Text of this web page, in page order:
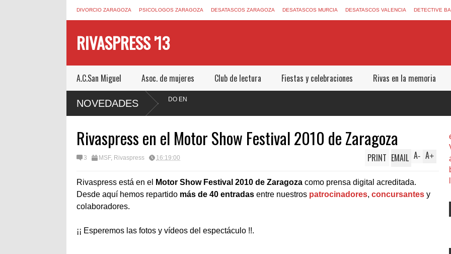
DIVORCIO ZARAGOZA PSICOLOGOS ZARAGOZA DESATASCOS ZARAGOZA DESATASCOS MURCIA DESATASCOS VALENCIA DETECTIVE
RIVASPRESS '13
A.C.San Miguel Asoc. de mujeres Club de lectura Fiestas y celebraciones Rivas en la memoria
NOVEDADES
UN ESCAPE ROOM DE MUCHO MIEDO EN
Rivaspress en el Motor Show Festival 2010 de Zaragoza
3 MSF, Rivaspress 16:19:00 A+
A-
PRINT EMAIL
Rivaspress está en el Motor Show Festival 2010 de Zaragoza como prensa digital acreditada.
Desde aquí hemos repartido más de 40 entradas entre nuestros patrocinadores, concursantes y
colaboradores.
¡¡ Esperemos las fotos y vídeos del espectáculo !!.